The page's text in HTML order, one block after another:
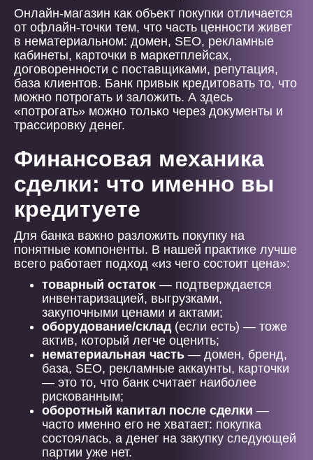
Онлайн-магазин как объект покупки отличается
от офлайн-точки тем, что часть ценности живет
в нематериальном: домен, SEO, рекламные
кабинеты, карточки в маркетплейсах,
договоренности с поставщиками, репутация,
база клиентов. Банк привык кредитовать то, что
можно потрогать и заложить. А здесь
«потрогать» можно только через документы и
трассировку денег.
Финансовая механика
сделки: что именно вы
кредитуете
Для банка важно разложить покупку на
понятные компоненты. В нашей практике лучше
всего работает подход «из чего состоит цена»:
товарный остаток — подтверждается
инвентаризацией, выгрузками,
закупочными ценами и актами;
оборудование/склад (если есть) — тоже
актив, который легче оценить;
нематериальная часть — домен, бренд,
база, SEO, рекламные аккаунты, карточки
— это то, что банк считает наиболее
рискованным;
оборотный капитал после сделки —
часто именно его не хватает: покупка
состоялась, а денег на закупку следующей
партии уже нет.